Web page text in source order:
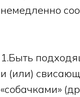
немедленно
1.Быть
и (или)
«собачками»